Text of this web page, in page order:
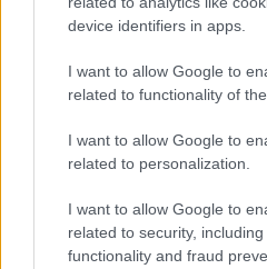
device identifiers in apps.
I want to allow Google to
related to functionality of
I want to allow Google to
related to personalization.
I want to allow Google to
related to security,
functionality and fraud
προσέκρουσε στο
Οι πρώτες πληροφορίες